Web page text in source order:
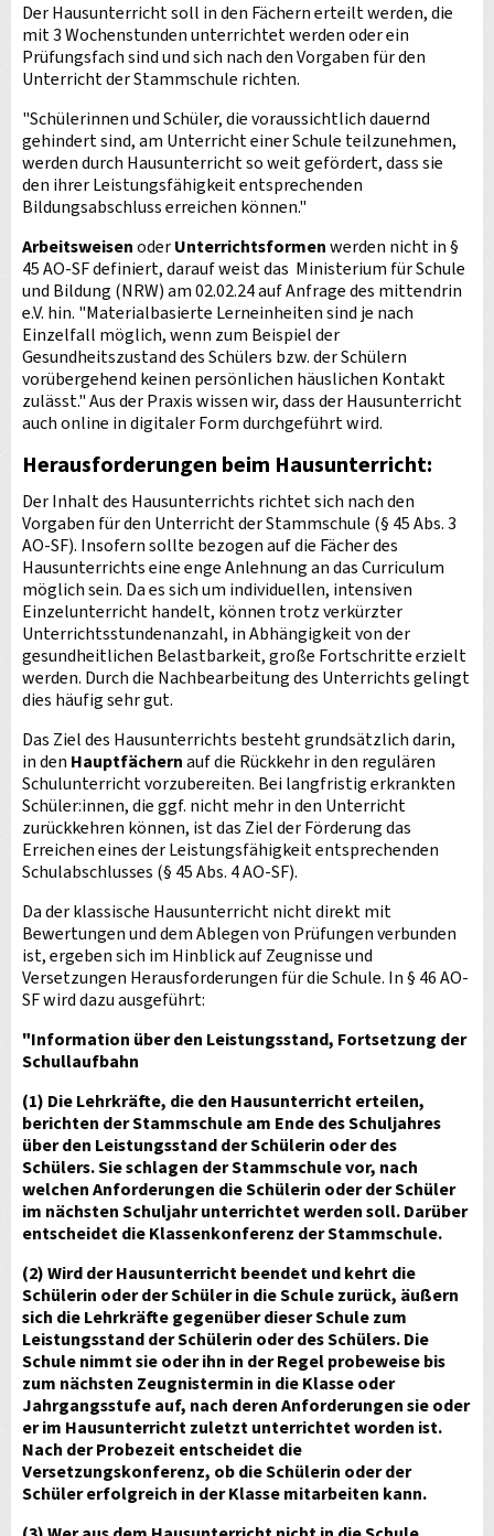
Der Hausunterricht soll in den Fächern erteilt werden, die
mit 3 Wochenstunden unterrichtet werden oder ein
Prüfungsfach sind und sich nach den Vorgaben für den
Unterricht der Stammschule richten.
"Schülerinnen und Schüler, die voraussichtlich dauernd
gehindert sind, am Unterricht einer Schule teilzunehmen,
werden durch Hausunterricht so weit gefördert, dass sie
den ihrer Leistungsfähigkeit entsprechenden
Bildungsabschluss erreichen können."
ArbeitsweisenoderUnterrichtsformenwerden nicht in §
45 AO-SF definiert, darauf weist das Ministerium für Schule
und Bildung (NRW) am 02.02.24 auf Anfrage des mittendrin
e.V. hin. "Materialbasierte Lerneinheiten sind je nach
Einzelfall möglich, wenn zum Beispiel der
Gesundheitszustand des Schülers bzw. der Schülern
vorübergehend keinen persönlichen häuslichen Kontakt
zulässt." Aus der Praxis wissen wir, dass der Hausunterricht
auch online in digitaler Form durchgeführt wird.
Herausforderungen beim Hausunterricht:
Der Inhalt des Hausunterrichts richtet sich nach den
Vorgaben für den Unterricht der Stammschule (§ 45 Abs. 3
AO-SF). Insofern sollte bezogen auf die Fächer des
Hausunterrichts eine enge Anlehnung an das Curriculum
möglich sein. Da es sich um individuellen, intensiven
Einzelunterricht handelt, können trotz verkürzter
Unterrichtsstundenanzahl, in Abhängigkeit von der
gesundheitlichen Belastbarkeit, große Fortschritte erzielt
werden. Durch die Nachbearbeitung des Unterrichts gelingt
dies häufig sehr gut.
Das Ziel des Hausunterrichts besteht grundsätzlich darin,
in den Hauptfächernauf die Rückkehr in den regulären
Schulunterricht vorzubereiten. Bei langfristig erkrankten
Schüler:innen, die ggf. nicht mehr in den Unterricht
zurückkehren können, ist das Ziel der Förderung das
Erreichen eines der Leistungsfähigkeit entsprechenden
Schulabschlusses (§ 45 Abs. 4 AO-SF).
Da der klassische Hausunterricht nicht direkt mit
Bewertungen und dem Ablegen von Prüfungen verbunden
ist, ergeben sich im Hinblick auf Zeugnisse und
Versetzungen Herausforderungen für die Schule. In § 46 AO-
SF wird dazu ausgeführt:
"Information über den Leistungsstand, Fortsetzung der
Schullaufbahn
(1) Die Lehrkräfte, die den Hausunterricht erteilen,
berichten der Stammschule am Ende des Schuljahres
über den Leistungsstand der Schülerin oder des
Schülers. Sie schlagen der Stammschule vor, nach
welchen Anforderungen die Schülerin oder der Schüler
im nächsten Schuljahr unterrichtet werden soll. Darüber
entscheidet die Klassenkonferenz der Stammschule.
(2) Wird der Hausunterricht beendet und kehrt die
Schülerin oder der Schüler in die Schule zurück, äußern
sich die Lehrkräfte gegenüber dieser Schule zum
Leistungsstand der Schülerin oder des Schülers. Die
Schule nimmt sie oder ihn in der Regel probeweise bis
zum nächsten Zeugnistermin in die Klasse oder
Jahrgangsstufe auf, nach deren Anforderungen sie oder
er im Hausunterricht zuletzt unterrichtet worden ist.
Nach der Probezeit entscheidet die
Versetzungskonferenz, ob die Schülerin oder der
Schüler erfolgreich in der Klasse mitarbeiten kann.